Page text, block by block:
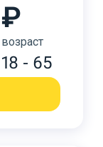
возраст
18 - 65